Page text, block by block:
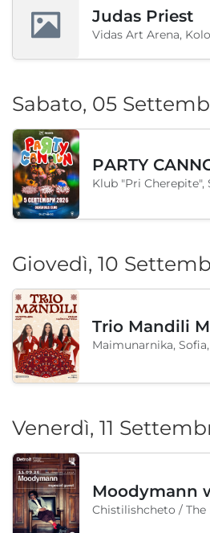
Judas Priest
Sabato, 05
Giovedì, 10
Maimunarnika,
Venerdì, 11